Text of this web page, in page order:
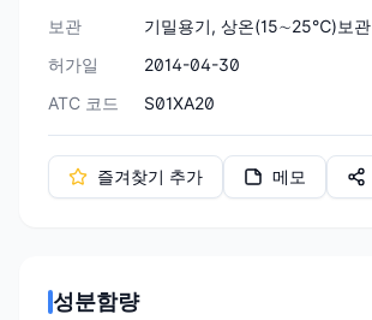
보관
기밀용기, 상온(15∼25℃)보관
허가일
2014-04-30
ATC 코드
S01XA20
즐겨찾기 추가 메모
성분함량